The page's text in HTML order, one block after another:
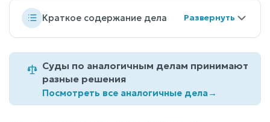
Краткое содержание дела
Суды по аналогичным делам принимают
разные решения
Посмотреть все аналогичные дела→